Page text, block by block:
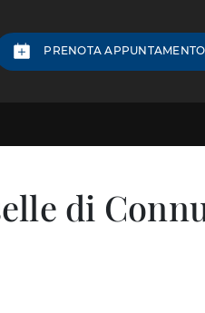
PRENOTA APPUNTAMENTO
di